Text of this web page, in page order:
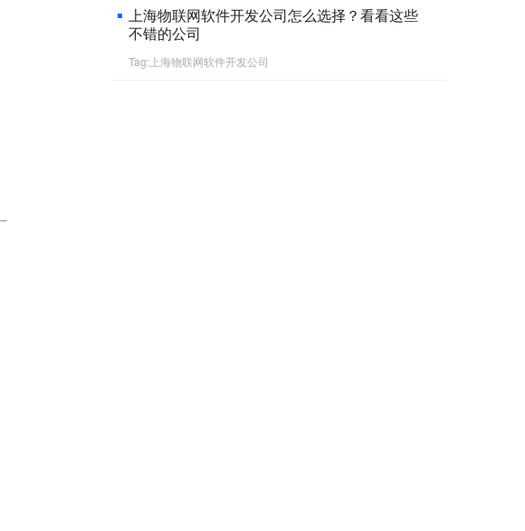
上海物联网软件开发公司怎么选择？看看这些
不错的公司
Tag:上海物联网软件开发公司